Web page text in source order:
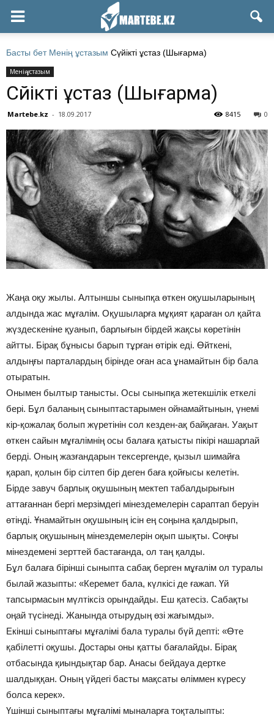
Басты бет Менің ұстазым Сүйікті ұстаз (Шығарма)
Менің ұстазым
Сүйікті ұстаз (Шығарма)
Martebe.kz - 18.09.2017 0
8415
Жаңа оқу жылы. Алтыншы сыныпқа өткен оқушыларының
алдында жас мұғалім. Оқушыларға мұқият қараған ол қайта
жүздескеніне қуанып, барлығын бірдей жақсы көретінін
айтты. Бірақ бұнысы барып тұрған өтірік еді. Өйткені,
алдыңғы парталардың бірінде оған аса ұнамайтын бір бала
отыратын.
Онымен былтыр танысты. Осы сыныпқа жетекшілік еткелі
бері. Бұл баланың сыныптастарымен ойнамайтынын, үнемі
кір-қожалақ болып жүретінін сол кезден-ақ байқаған. Уақыт
өткен сайын мұғалімнің осы балаға қатысты пікірі нашарлай
берді. Оның жазғандарын тексергенде, қызыл шимайға
қарап, қолын бір сілтеп бір деген баға қойғысы келетін.
Бірде завуч барлық оқушының мектеп табалдырығын
аттағаннан бергі мерзімдегі мінездемелерін сараптап беруін
өтінді. Ұнамайтын оқушының ісін ең соңына қалдырып,
барлық оқушының мінездемелерін оқып шықты. Соңғы
мінездемені зерттей бастағанда, ол таң қалды.
Бұл балаға бірінші сыныпта сабақ берген мұғалім ол туралы
былай жазыпты: «Керемет бала, күлкісі де ғажап. Үй
тапсырмасын мүлтіксіз орындайды. Еш қатесіз. Сабақты
оңай түсінеді. Жанында отырудың өзі жағымды».
Екінші сыныптағы мұғалімі бала туралы бүй депті: «Өте
қабілетті оқушы. Достары оны қатты бағалайды. Бірақ
отбасында қиындықтар бар. Анасы бейдауа дертке
шалдыққан. Оның үйдегі басты мақсаты өліммен күресу
болса керек».
Үшінші сыныптағы мұғалімі мыналарға тоқталыпты: